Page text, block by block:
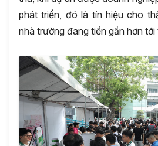
phát triển, đó là tín hiệu cho
nhà trường đang tiến gần hơn tới